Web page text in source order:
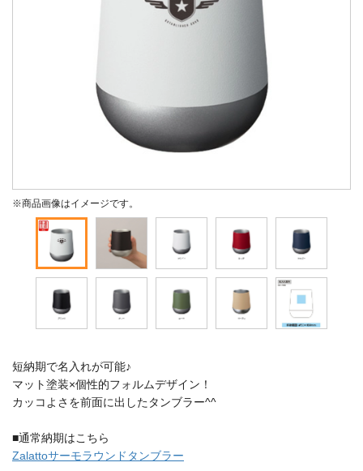
※商品画像はイメージです。
短納期で名入れが可能♪
マット塗装×個性的フォルムデザイン！
カッコよさを前面に出したタンブラー^^
■通常納期はこちら
Zalattoサーモラウンドタンブラー